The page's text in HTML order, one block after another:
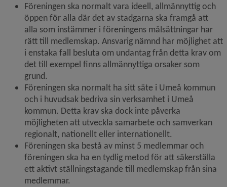
Föreningen ska normalt vara ideell, allmännyttig och
öppen för alla där det av stadgarna ska framgå att
alla som instämmer i föreningens målsättningar har
rätt till medlemskap. Ansvarig nämnd har möjlighet att
i enstaka fall besluta om undantag från detta krav om
det till exempel finns allmännyttiga orsaker som
grund.
Föreningen ska normalt ha sitt säte i Umeå kommun
och i huvudsak bedriva sin verksamhet i Umeå
kommun. Detta krav ska dock inte påverka
möjligheten att utveckla samarbete och samverkan
regionalt, nationellt eller internationellt.
Föreningen ska bestå av minst 5 medlemmar och
föreningen ska ha en tydlig metod för att säkerställa
ett aktivt ställningstagande till medlemskap från sina
medlemmar.